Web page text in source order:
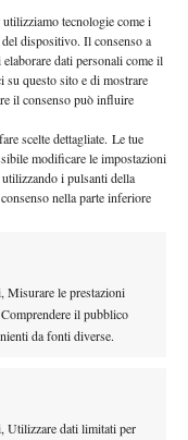
tecnologie come i
dispositivo. Il consenso a
dati personali come il
questo sito e di mostrare
il consenso può influire
scelte dettagliate. Le tue
modificare le impostazioni
i pulsanti della
nella parte inferiore
Misurare le prestazioni
il pubblico
da fonti diverse.
Utilizzare dati limitati per
momenti di dura
Il n. 114 ATP non
ha già battuto Flavio,
Open, con un 3-0 al
al riguardo, ha
e anche molto
di gioco sono
qui sarà al 100%
“.